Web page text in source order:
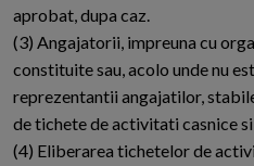
aprobat, dupa caz.
(3) Angajatorii, impreuna cu
constituite sau, acolo unde nu
reprezentantii angajatilor,
de tichete de activitati casnice
(4) Eliberarea tichetelor de